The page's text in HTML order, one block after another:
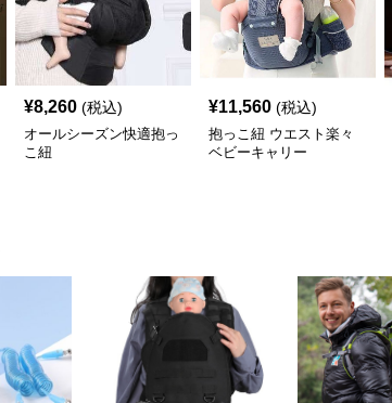
¥8,260 (税込)
オールシーズン快適抱っ
こ紐
¥11,560 (税込)
抱っこ紐 ウエスト楽々
ベビーキャリー